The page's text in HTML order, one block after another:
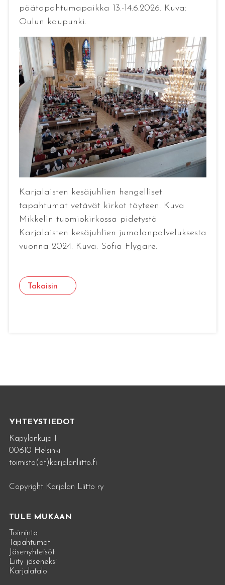
päätapahtumapaikka 13.-14.6.2026. Kuva:
Oulun kaupunki.
Karjalaisten kesäjuhlien hengelliset
tapahtumat vetävät kirkot täyteen. Kuva
Mikkelin tuomiokirkossa pidetystä
Karjalaisten kesäjuhlien jumalanpalveluksesta
vuonna 2024. Kuva: Sofia Flygare.
Takaisin
YHTEYSTIEDOT
Käpylänkuja 1
00610 Helsinki
toimisto(at)karjalanliitto.fi
Copyright Karjalan Liitto ry
TULE MUKAAN
Toiminta
Tapahtumat
Jäsenyhteisöt
Liity jäseneksi
Karjalatalo